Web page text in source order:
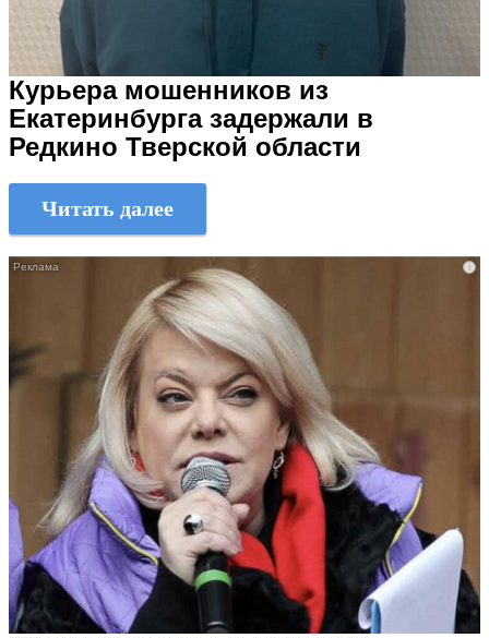
Курьера мошенников из
Екатеринбурга задержали в
Редкино Тверской области
Читать далее
i